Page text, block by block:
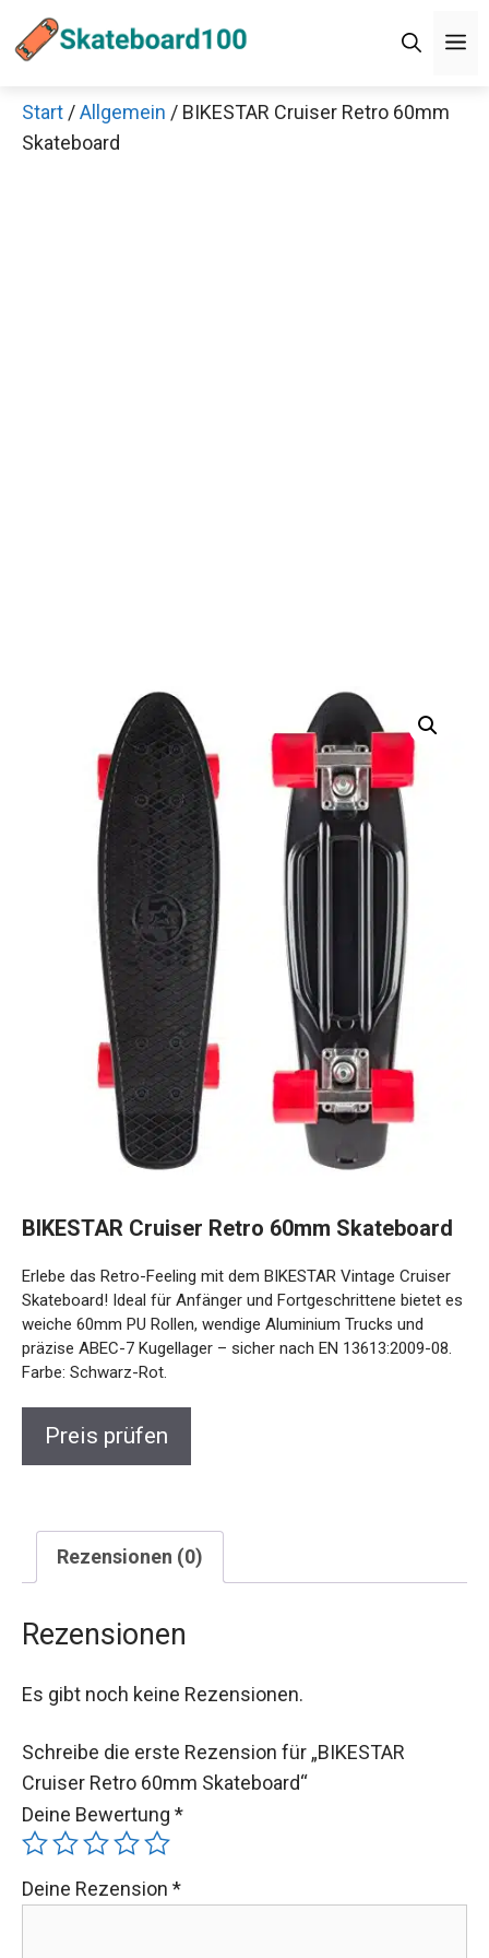
Inhalt
Start /Allgemein / BIKESTAR Cruiser Retro 60mm
Skateboard
BIKESTAR Cruiser Retro 60mm Skateboard
Erlebe das Retro-Feeling mit dem BIKESTAR Vintage Cruiser
Skateboard! Ideal für Anfänger und Fortgeschrittene bietet es
weiche 60mm PU Rollen, wendige Aluminium Trucks und
präzise ABEC-7 Kugellager – sicher nach EN 13613:2009-08.
Farbe: Schwarz-Rot.
Preis prüfen
Rezensionen (0)
Rezensionen
Es gibt noch keine Rezensionen.
Schreibe die erste Rezension für „BIKESTAR
Cruiser Retro 60mm Skateboard“
Deine Bewertung *
Deine Rezension *